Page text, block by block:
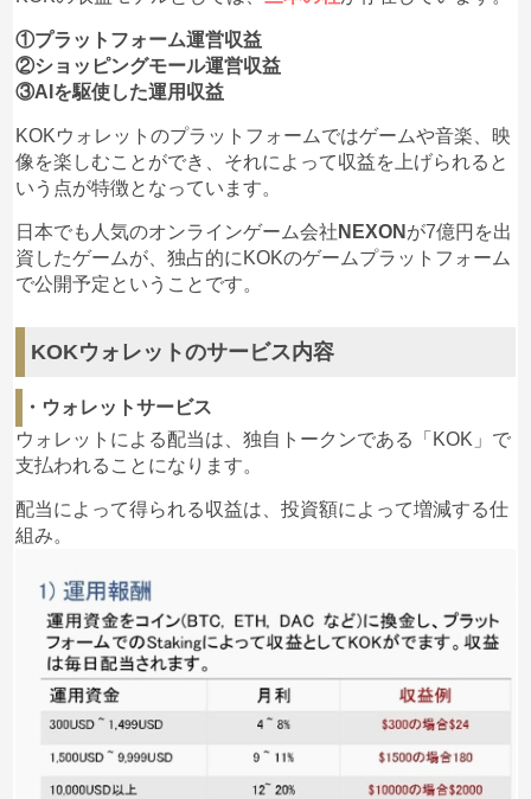
KOKの財団もSuper Acid社に投資を行い、Super Acid
社の代表はKOK財団のメンバーでもあるということ。
正式公開の後はGoogleとの決済の連携を行い、
KOKトークンでも課金はできるようになり、課金によ
って戦闘力の上昇や、レベルアップ、ステージクリア
型の報酬パッケージなどの特典を受け取れるようにな
る予定 のようですね。
①プラットフォーム運営収益
②ショッピングモール運営収益
③AIを駆使した運用収益
KOKウォレットのプラットフォームではゲームや音楽、映
像を楽しむことができ、それによって収益を上げられると
いう点が特徴となっています。
日本でも人気のオンラインゲーム会社 NEXON が7億円を出
資したゲームが、独占的にKOKのゲームプラットフォーム
で公開予定ということです。
KOKウォレットのサービス内容
・ウォレットサービス
ウォレットによる配当は、独自トークンである「KOK」で
支払われることになります。
配当によって得られる収益は、投資額によって増減する仕
組み。